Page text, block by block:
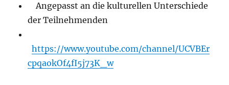
Angepasst an die kulturellen Unterschiede
der Teilnehmenden
https://www.youtube.com/channel/UCVBEr
cpqaokOf4fI5j73K_w